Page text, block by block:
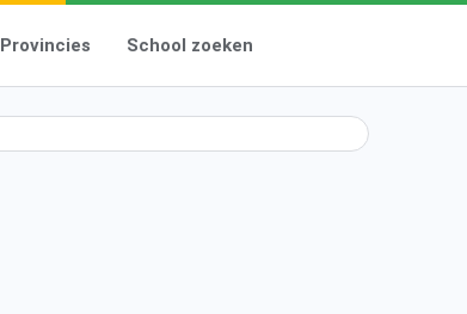
Provincies School zoeken